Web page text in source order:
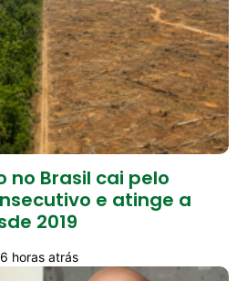
Brasil cai pelo
e atinge a
2019
horas atrás